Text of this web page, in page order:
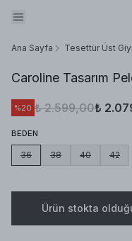
Ana Sayfa Tesettür Üst
Caroline Tasarım
%20 ₺ 2.599,00₺
BEDEN
36 38 40 42
Ürün stokta